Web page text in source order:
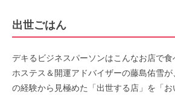
出世ごはん
デキるビジネスパーソンはこんなお店で
ホステス＆開運アドバイザーの藤島佑雪
の経験から見極めた「出世する店」を「